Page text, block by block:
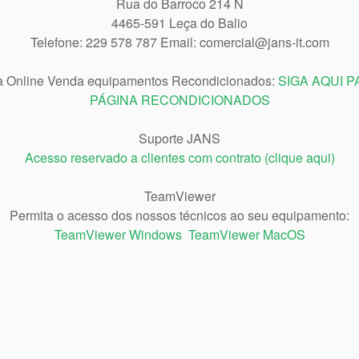
4465-591 Leça do Balio
Telefone: 229 578 787 Email: comercial@jans-it.com
Online Venda equipamentos Recondicionados: SIGA AQUI
PÁGINA RECONDICIONADOS
Suporte JANS
Acesso reservado a clientes com contrato (clique aqui)
TeamViewer
Permita o acesso dos nossos técnicos ao seu equipamento:
TeamViewer Windows TeamViewer MacOS